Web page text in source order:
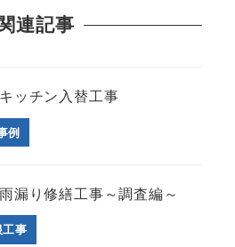
関連記事
チン入替工事
例
り修繕工事～調査編～
工事